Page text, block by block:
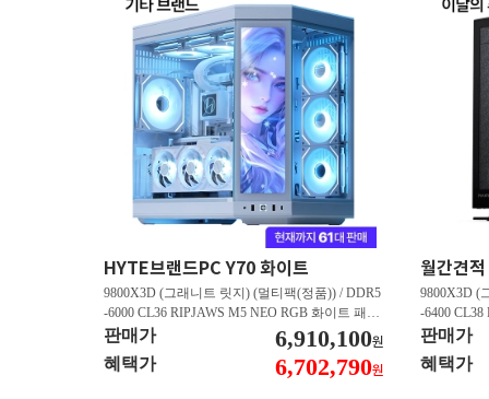
HYTE브랜드PC Y70 화이트
9800X3D (그래니트 릿지) (멀티팩(정품)) / DDR5
-6000 CL36 RIPJAWS M5 NEO RGB 화이트 패키
지 (32GB(16Gx2)) / B850M AORUS ELITE WIFI6
E ICE 피씨디렉트 / 지포스 RTX 5080 AERO OC S
FF D7 16GB 제이씨현 / BLACK SN850X M.2 NV
판매가 6,910,100원
혜택가 6,702,790원
9800X3D (
-6400 CL38
스
/ 라데온
0 M.2
판매가
혜택가